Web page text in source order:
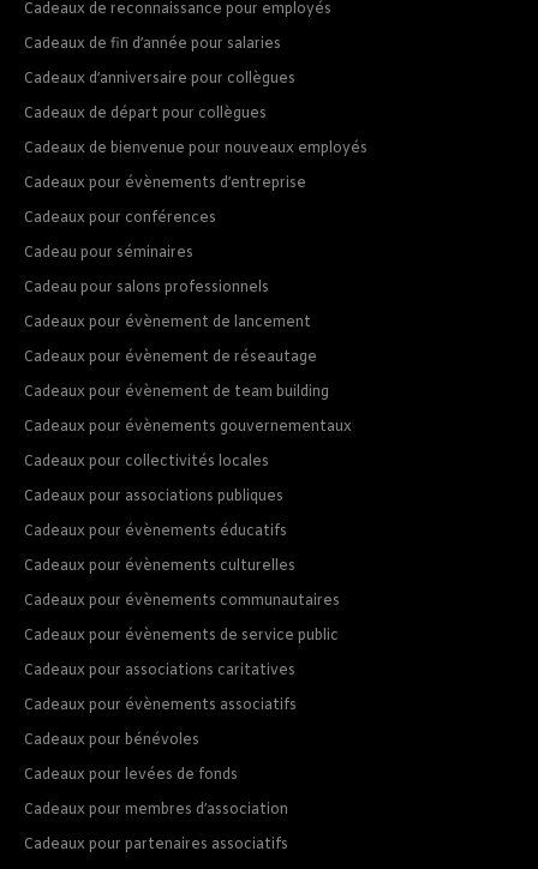
Cadeaux de reconnaissance pour employés
Cadeaux de fin d’année pour salaries
Cadeaux d’anniversaire pour collègues
Cadeaux de départ pour collègues
Cadeaux de bienvenue pour nouveaux employés
Cadeaux pour évènements d’entreprise
Cadeaux pour conférences
Cadeau pour séminaires
Cadeau pour salons professionnels
Cadeaux pour évènement de lancement
Cadeaux pour évènement de réseautage
Cadeaux pour évènement de team building
Cadeaux pour évènements gouvernementaux
Cadeaux pour collectivités locales
Cadeaux pour associations publiques
Cadeaux pour évènements éducatifs
Cadeaux pour évènements culturelles
Cadeaux pour évènements communautaires
Cadeaux pour évènements de service public
Cadeaux pour associations caritatives
Cadeaux pour évènements associatifs
Cadeaux pour bénévoles
Cadeaux pour levées de fonds
Cadeaux pour membres d’association
Cadeaux pour partenaires associatifs